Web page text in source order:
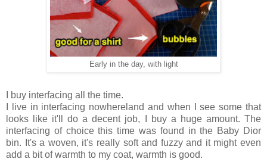
Early in the day, with light
I buy interfacing all the time.
I live in interfacing nowhereland and when I see some that
looks like it'll do a decent job, I buy a huge amount. The
interfacing of choice this time was found in the Baby Dior
bin. It's a woven, it's really soft and fuzzy and it might even
add a bit of warmth to my coat, warmth is good.